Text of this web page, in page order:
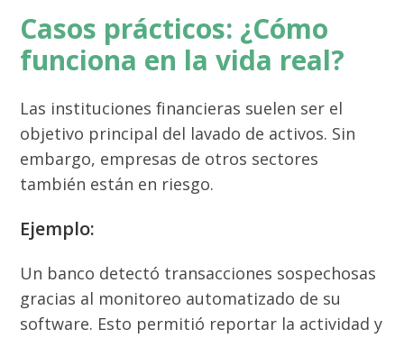
Casos prácticos: ¿Cómo
funciona en la vida real?
Las instituciones financieras suelen ser el
objetivo principal del lavado de activos. Sin
embargo, empresas de otros sectores
también están en riesgo.
Ejemplo:
Un banco detectó transacciones sospechosas
gracias al monitoreo automatizado de su
software. Esto permitió reportar la actividad y